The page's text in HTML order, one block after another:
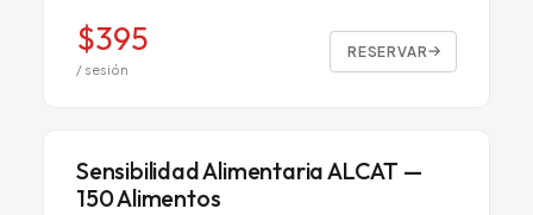
$395
/ sesión
RESERVAR
Sensibilidad Alimentaria ALCAT —
150 Alimentos